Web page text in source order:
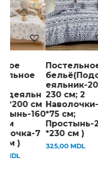
см
160
см
7
см )
MDL
еяльник-
230 см; 2
*75 см;
Простынь-
*230 см )
325,00 MDL